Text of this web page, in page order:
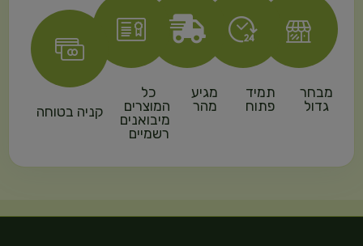
מבחר
גדול
תמיד
פתוח
מגיע
מהר
כל
המוצרים
מיבואנים
רשמיים
קניה בטוחה